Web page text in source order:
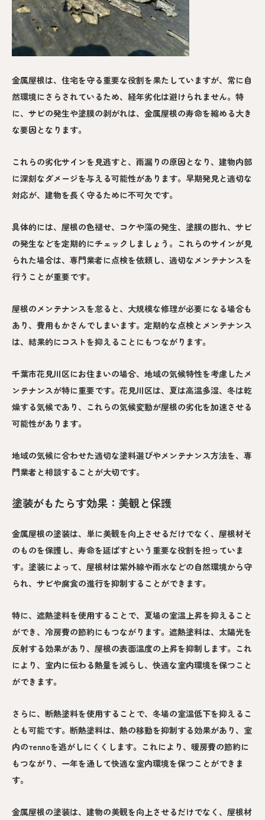
金属屋根は、住宅を守る重要な役割を果たしていますが、常に自
然環境にさらされているため、経年劣化は避けられません。特
に、サビの発生や塗膜の剥がれは、金属屋根の寿命を縮める大き
な要因となります。
これらの劣化サインを見逃すと、雨漏りの原因となり、建物内部
に深刻なダメージを与える可能性があります。早期発見と適切な
対応が、建物を長く守るために不可欠です。
具体的には、屋根の色褪せ、コケや藻の発生、塗膜の膨れ、サビ
の発生などを定期的にチェックしましょう。これらのサインが見
られた場合は、専門業者に点検を依頼し、適切なメンテナンスを
行うことが重要です。
屋根のメンテナンスを怠ると、大規模な修理が必要になる場合も
あり、費用もかさんでしまいます。定期的な点検とメンテナンス
は、結果的にコストを抑えることにもつながります。
千葉市花見川区にお住まいの場合、地域の気候特性を考慮したメ
ンテナンスが特に重要です。花見川区は、夏は高温多湿、冬は乾
燥する気候であり、これらの気候変動が屋根の劣化を加速させる
可能性があります。
地域の気候に合わせた適切な塗料選びやメンテナンス方法を、専
門業者と相談することが大切です。
塗装がもたらす効果：美観と保護
金属屋根の塗装は、単に美観を向上させるだけでなく、屋根材そ
のものを保護し、寿命を延ばすという重要な役割を担っていま
す。塗装によって、屋根材は紫外線や雨水などの自然環境から守
られ、サビや腐食の進行を抑制することができます。
特に、遮熱塗料を使用することで、夏場の室温上昇を抑えること
ができ、冷房費の節約にもつながります。遮熱塗料は、太陽光を
反射する効果があり、屋根の表面温度の上昇を抑制します。これ
により、室内に伝わる熱量を減らし、快適な室内環境を保つこと
ができます。
さらに、断熱塗料を使用することで、冬場の室温低下を抑えるこ
とも可能です。断熱塗料は、熱の移動を抑制する効果があり、室
内のтеплоを逃がしにくくします。これにより、暖房費の節約に
もつながり、一年を通して快適な室内環境を保つことができま
す。
金属屋根の塗装は、建物の美観を向上させるだけでなく、屋根材